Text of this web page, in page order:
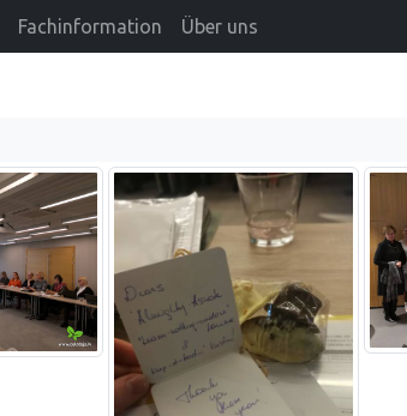
Fachinformation Über uns